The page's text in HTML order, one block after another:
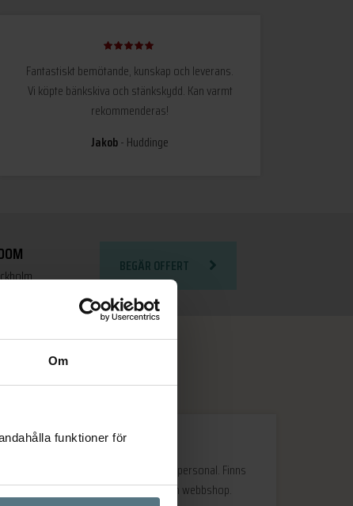
Om
funktioner för
Fantastiskt bemötande, kunskap och leverans.
Vi köpte bänkskiva och stänkskydd. Kan varmt
rekommenderas!
Jakob Huddinge
BEGÄR OFFERT
Väldigt kunnig och tillmötesgående personal. Finns
mkt att välja på plus att de har en webbshop.